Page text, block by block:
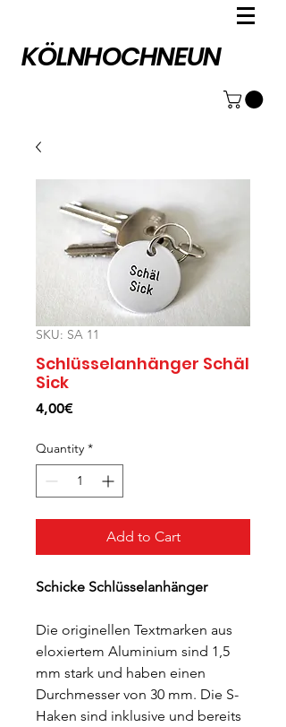
KÖLNHOCHNEUN
SKU: SA 11
Schlüsselanhänger Schäl
Sick
4,00€Price
Quantity *
Add to Cart
Schicke Schlüsselanhänger
Die originellen Textmarken aus
eloxiertem Aluminium sind 1,5
mm stark und haben einen
Durchmesser von 30 mm. Die S-
Haken sind inklusive und bereits